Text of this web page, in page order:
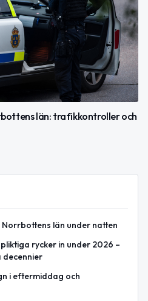
län: trafikkontroller och
län under natten
rycker in under 2026 –
decennier
i eftermiddag och